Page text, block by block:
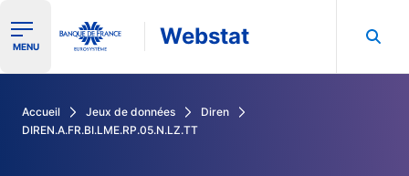
Ouvrir le menu de navigation
MENU Webstat
Accueil Jeux de données
Diren
DIREN.A.FR.BI.LME.RP.05.N.LZ.TT